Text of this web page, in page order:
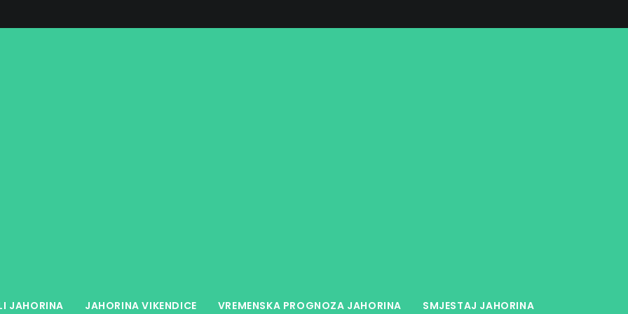
JAHORINA JAHORINA VIKENDICE VREMENSKA PROGNOZA JAHORINA SMJESTAJ JAHORINA